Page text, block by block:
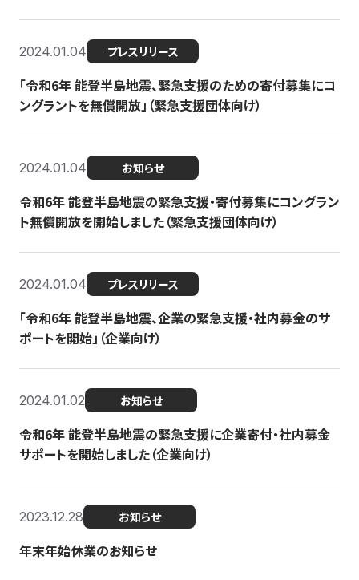
2024.01.04 プレスリリース
「令和6年 能登半島地震、緊急支援のための寄付募集にコ
ングラントを無償開放」（緊急支援団体向け）
2024.01.04 お知らせ
令和6年 能登半島地震の緊急支援・寄付募集にコングラン
ト無償開放を開始しました（緊急支援団体向け）
2024.01.04 プレスリリース
「令和6年 能登半島地震、企業の緊急支援・社内募金のサ
ポートを開始」（企業向け）
2024.01.02 お知らせ
令和6年 能登半島地震の緊急支援に企業寄付・社内募金
サポートを開始しました（企業向け）
2023.12.28 お知らせ
年末年始休業のお知らせ